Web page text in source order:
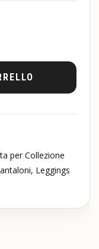
per Collezione
Leggings